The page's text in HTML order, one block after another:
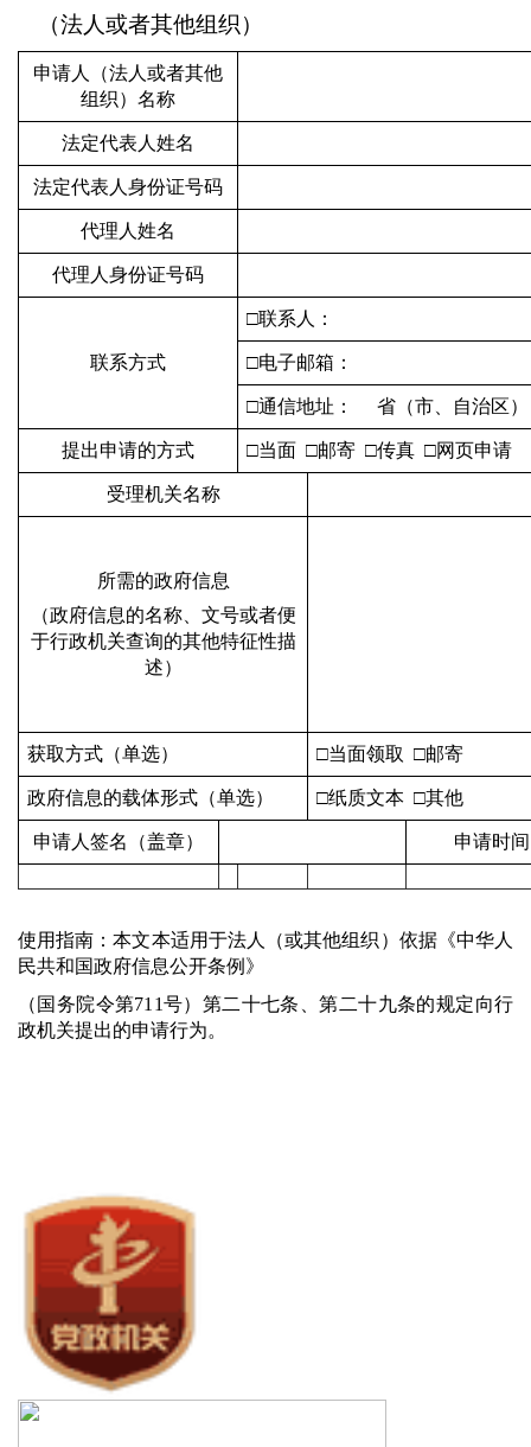
（法人或者其他组织）
申请人（法人或者其他
组织）名称
法定代表人姓名
法定代表人身份证号码
代理人姓名
代理人身份证号码
联系方式
□联系人：
□电子邮箱：
□通信地址： 省（市、自治
提出申请的方式 □当面 □邮寄 □传真 □网页申请
受理机关名称
所需的政府信息
（政府信息的名称、文号或者便
于行政机关查询的其他特征性描
述）
获取方式（单选） □当面领取 □邮寄
政府信息的载体形式（单选） □纸质文本 □其他
申请人签名（盖章） 申请时间
使用指南：本文本适用于法人（或其他组织）依据《中华人
民共和国政府信息公开条例》
（国务院令第711号）第二十七条、第二十九条的规定向行
政机关提出的申请行为。